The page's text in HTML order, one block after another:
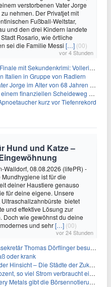
verstorbenen Vater Jorge
nehmen. Der Privatjet mit
Fußball-Weltstar,
und den drei Kindern landete
Rosario, wie örtliche
sei die Familie Messi […] (00)
vor 4 Stunden
mit Sekundenkrimi: Vollering in Gelb
Italien in Gruppe von Radlern
im Alter von 68 Jahren gestorben
Scheideweg auf der Suche nach neuen Investitionen
kurz vor Tiefenrekord
Hund und Katze –
Walldorf, 08.08.2026 (lifePR) -
Mundhygiene ist für die
deiner Haustiere genauso
für deine eigene. Unsere
Ultraschallzahnbürste bietet
und effektive Lösung zur
Doch wie gewöhnst du deine
und sehr[…] (00)
vor 24 Stunden
besucht Handwerksbetrieb im Kammerbezirk Freiburg
oder krank
– Die Städte der Zukunft sind grün-blau
viel Strom verbraucht ein Aufzug im Gebäude
Börsennotierung an der Frankfurter Wertpapierbörse bekannt